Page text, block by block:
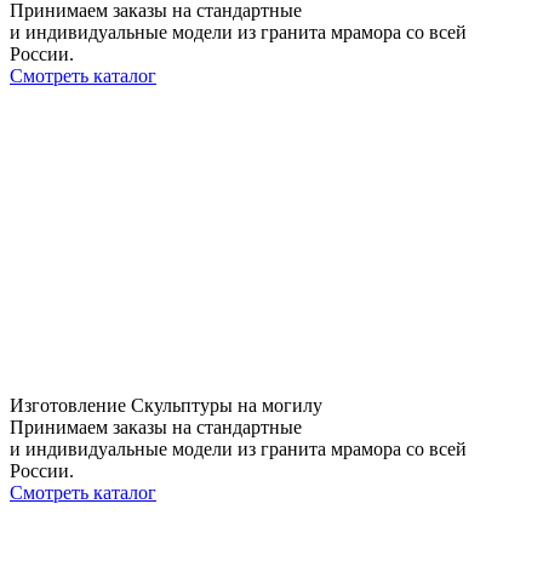
Принимаем заказы на стандартные
и индивидуальные модели из гранита мрамора со всей
России.
Смотреть каталог
Изготовление Скульптуры на могилу
Принимаем заказы на стандартные
и индивидуальные модели из гранита мрамора со всей
России.
Смотреть каталог